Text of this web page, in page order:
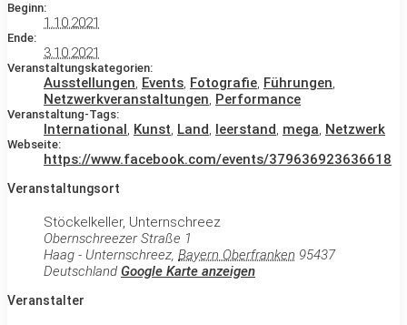
Beginn:
1.10.2021
Ende:
3.10.2021
Veranstaltungskategorien:
Ausstellungen, Events, Fotografie, Führungen,
Netzwerkveranstaltungen, Performance
Veranstaltung-Tags:
International, Kunst, Land, leerstand, mega, Netzwerk
Webseite:
https://www.facebook.com/events/379636923636618
Veranstaltungsort
Stöckelkeller, Unternschreez
Obernschreezer Straße 1
Haag - Unternschreez, Bayern Oberfranken 95437
Deutschland Google Karte anzeigen
Veranstalter